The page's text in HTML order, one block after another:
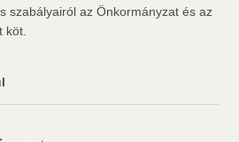
szabályairól az Önkormányzat és az
köt.